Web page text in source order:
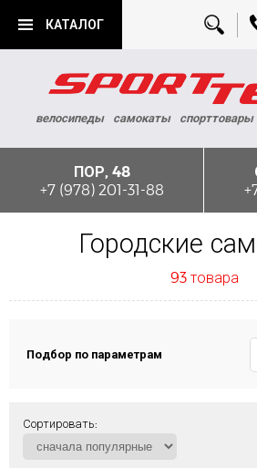
КАТАЛОГ
велосипеды самокаты спорттовары
ПОР, 48
+7 (978) 201-31-88
Городские
93 товара
Подбор по параметрам
Сортировать: